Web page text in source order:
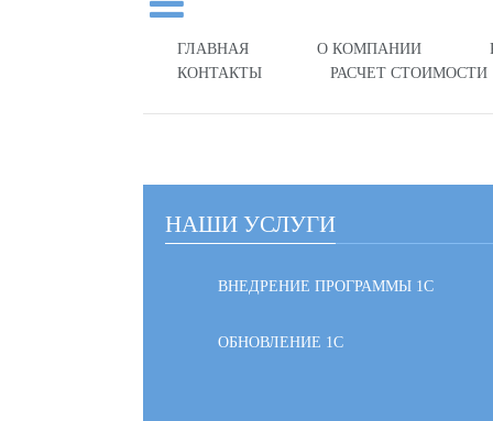
ГЛАВНАЯ О КОМПАНИИ
КОНТАКТЫ
РАСЧЕТ СТОИМОСТИ
НАШИ УСЛУГИ
ВНЕДРЕНИЕ ПРОГРАММЫ 1С
ОБНОВЛЕНИЕ 1С